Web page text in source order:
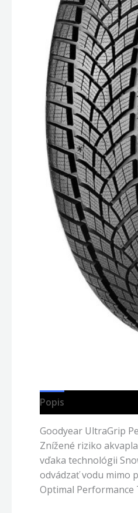
Popis
Goodyear UltraGrip
Znížené riziko
vďaka technológii
odvádzať vodu mimo
Optimal